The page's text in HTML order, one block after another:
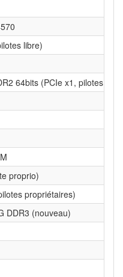
libre)
64bits (PCIe x1, pilotes
proprio)
propriétaires)
DDR3 (nouveau)